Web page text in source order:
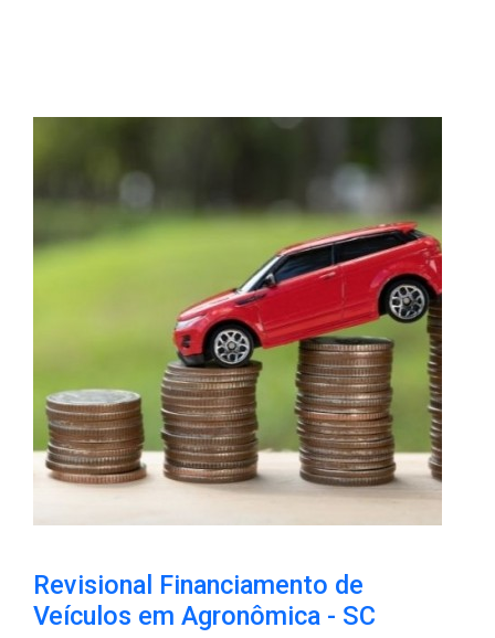
Revisional Financiamento de
Veículos em Agronômica - SC